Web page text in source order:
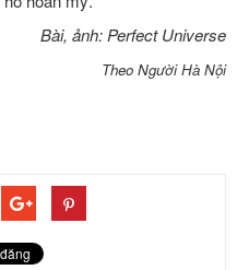
Bài, ảnh: Perfect Universe
Theo Người Hà Nội